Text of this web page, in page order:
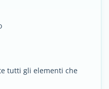
tutti gli elementi che